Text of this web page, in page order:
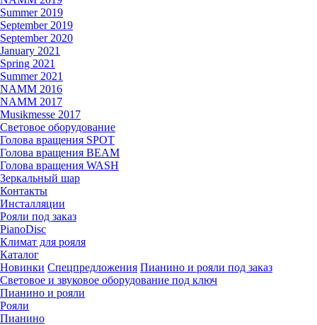
Summer 2019
September 2019
September 2020
January 2021
Spring 2021
Summer 2021
NAMM 2016
NAMM 2017
Musikmesse 2017
Световое оборудование
Голова вращения SPOT
Голова вращения BEAM
Голова вращения WASH
Зеркальный шар
Контакты
Инсталляции
Рояли под заказ
PianoDisc
Климат для рояля
Каталог
Новинки Спецпредложения Пианино и рояли под заказ
Световое и звуковое оборудование под ключ
Пианино и рояли
Рояли
Пианино